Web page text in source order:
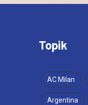
Topik
AC Milan
Argentina